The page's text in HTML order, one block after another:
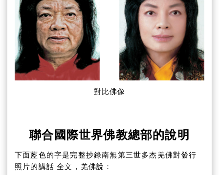
對比佛像
聯合國際世界佛教總部的說明
下面藍色的字是完整抄錄南無第三世多杰羌佛對發行
照片的講話 全文，羌佛說：